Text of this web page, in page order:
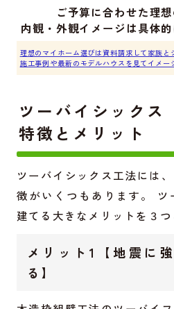
ご予算に合わせた理
内観・外観イメージは具体
理想のマイホーム選びは資料請求して家族と
施工事例や最新のモデルハウスを見てイメー
ツーバイシックス
特徴とメリット
ツーバイシックス工法には
徴がいくつもあります。 ツ
建てる大きなメリットを３つ
メリット1【地震に
る】